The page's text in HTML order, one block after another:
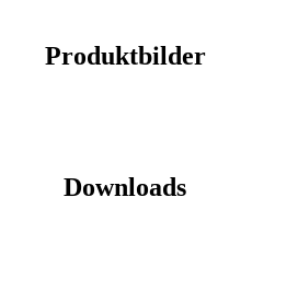
Produktbilder
Downloads